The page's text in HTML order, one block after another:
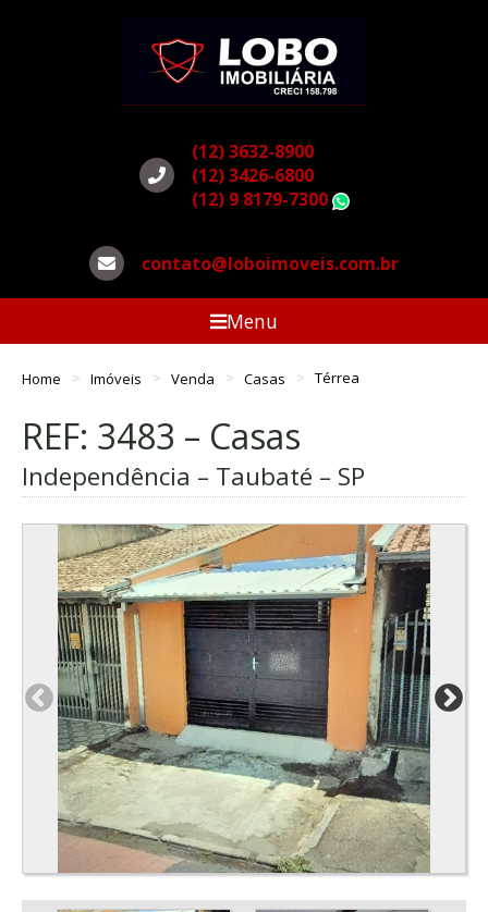
(12) 3632-8900
(12) 3426-6800
(12) 9 8179-7300
contato@loboimoveis.com.br
Menu
Home Imóveis Venda Casas Térrea
REF: 3483 – Casas
Independência – Taubaté – SP